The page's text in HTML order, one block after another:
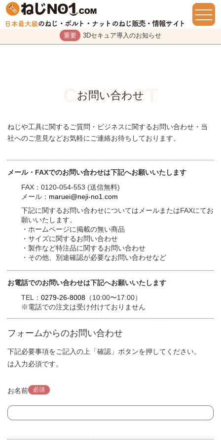
重要 3Dセキュア導入のお知らせ
お問い合わせ
ねじや工具に関するご質問・ビジネスに関するお問い合わせ・当
社へのご意見などお気軽にご連絡お待ちしております。
メール・FAXでのお問い合わせは下記へお願いいたします
FAX：0120-054-553 (送信無料)
メール： maruei@neji-no1.com
下記に関するお問い合わせについてはメールまたはFAXにてお
願いいたします。
・ホームページに掲載の無い商品
・サイズに関するお問い合わせ
・製作など特注品に関するお問い合わせ
・その他、別途確認が必要なお問い合わせなど
お電話でのお問い合わせは下記へお願いいたします
TEL： 0279-26-8008 （10:00〜17:00）
※電話での注文は受け付けておりません
フォームからのお問い合わせ
下記必要事項をご記入の上「確認」ボタンを押してください。
は入力必須です。
お名前 必須